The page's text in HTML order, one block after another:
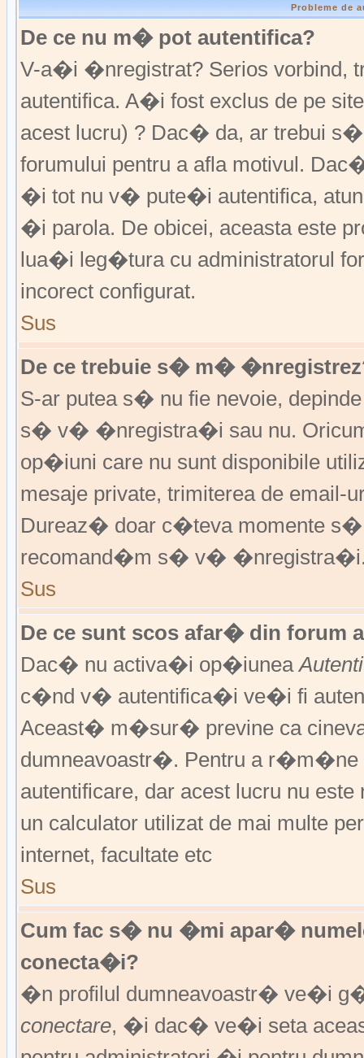
Probleme de
De ce nu m� pot autentifica?
V-a�i �nregistrat? Serios
autentifica. A�i fost exclus de pe
acest lucru) ? Dac� da, ar trebui
forumului pentru a afla motivul.
�i tot nu v� pute�i autentifica,
�i parola. De obicei, aceasta este
lua�i leg�tura cu administratorul
incorect configurat.
Sus
De ce trebuie s� m�
S-ar putea s� nu fie nevoie,
s� v� �nregistra�i sau nu.
op�iuni care nu sunt disponibile
mesaje private, trimiterea de
Dureaz� doar c�teva momente
recomand�m s� v�
Sus
De ce sunt scos afar� din forum
Dac� nu activa�i op�iunea
c�nd v� autentifica�i ve�i fi
Aceast� m�sur� previne ca
dumneavoastr�. Pentru a
autentificare, dar acest lucru nu
un calculator utilizat de mai multe
internet, facultate etc
Sus
Cum fac s� nu �mi apar�
conecta�i?
�n profilul dumneavoastr� ve�i
conectare, �i dac� ve�i seta